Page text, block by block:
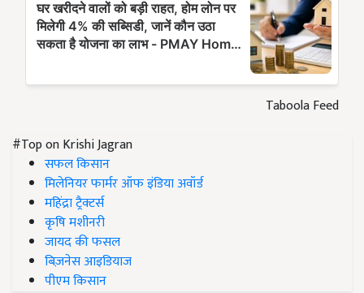
Taboola Feed
#Top on Krishi Jagran
सफल किसान
मिलेनियर फार्मर ऑफ इंडिया अवॉर्ड
महिंद्रा ट्रैक्टर्स
कृषि मशीनरी
जायद की फसल
बिज़नेस आइडियाज
पीएम किसान